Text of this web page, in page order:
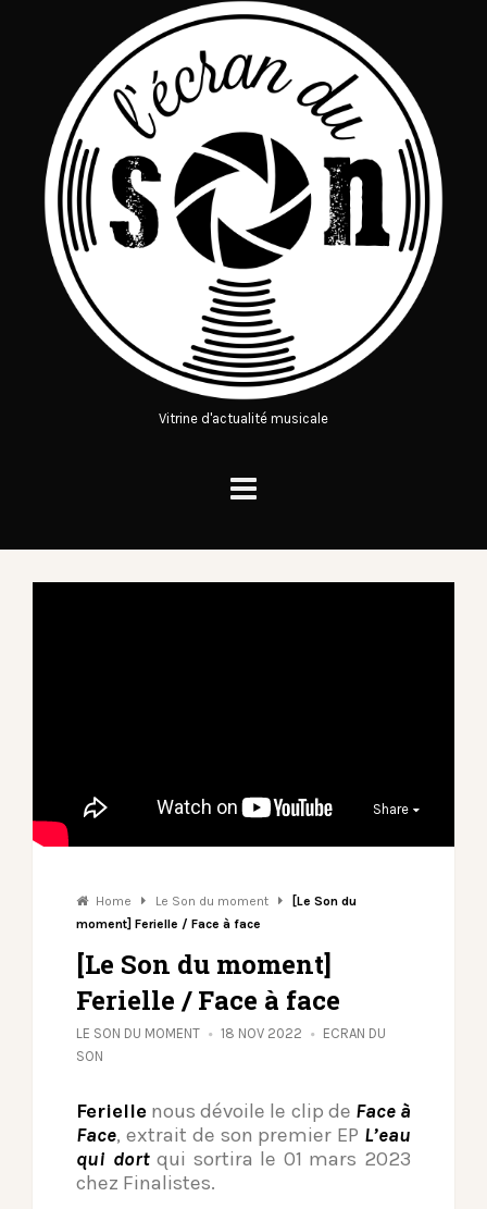
Vitrine d'actualité musicale
Share
Home Le Son du moment
[Le Son du
moment] Ferielle / Face à face
[Le Son du moment]
Ferielle / Face à face
LE SON DU MOMENT 18 NOV 2022
ECRAN DU
SON
Ferielle nous dévoile le clip de Face à
Face, extrait de son premier EP L’eau
qui dortqui sortira le 01 mars 2023
chez Finalistes.